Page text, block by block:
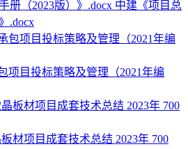
中建《项目总
.docx
项目投标策略及管理（2021年编
材项目成套技术总结 2023年 700